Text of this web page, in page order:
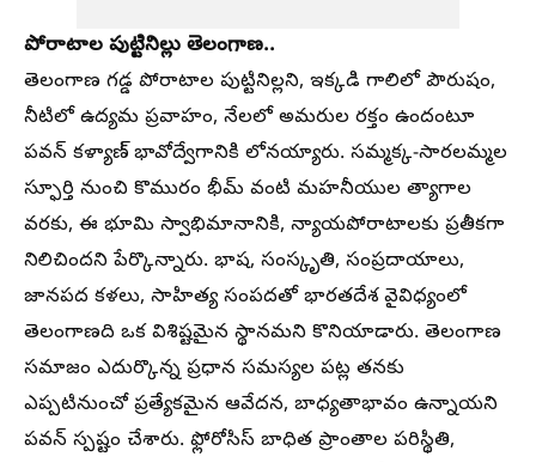
పోరాటాల పుట్టినిల్లు తెలంగాణ..
తెలంగాణ గడ్డ పోరాటాల పుట్టినిల్లని, ఇక్కడి గాలిలో పౌరుషం,
నీటిలో ఉద్యమ ప్రవాహం, నేలలో అమరుల రక్తం ఉందంటూ
పవన్ కళ్యాణ్ భావోద్వేగానికి లోనయ్యారు. సమ్మక్క-సారలమ్మల
స్ఫూర్తి నుంచి కొమురం భీమ్ వంటి మహనీయుల త్యాగాల
వరకు, ఈ భూమి స్వాభిమానానికి, న్యాయపోరాటాలకు ప్రతీకగా
నిలిచిందని పేర్కొన్నారు. భాష, సంస్కృతి, సంప్రదాయాలు,
జానపద కళలు, సాహిత్య సంపదతో భారతదేశ వైవిధ్యంలో
తెలంగాణది ఒక విశిష్టమైన స్థానమని కొనియాడారు. తెలంగాణ
సమాజం ఎదుర్కొన్న ప్రధాన సమస్యల పట్ల తనకు
ఎప్పటినుంచో ప్రత్యేకమైన ఆవేదన, బాధ్యతాభావం ఉన్నాయని
పవన్ స్పష్టం చేశారు. ఫ్లోరోసిస్ బాధిత ప్రాంతాల పరిస్థితి,